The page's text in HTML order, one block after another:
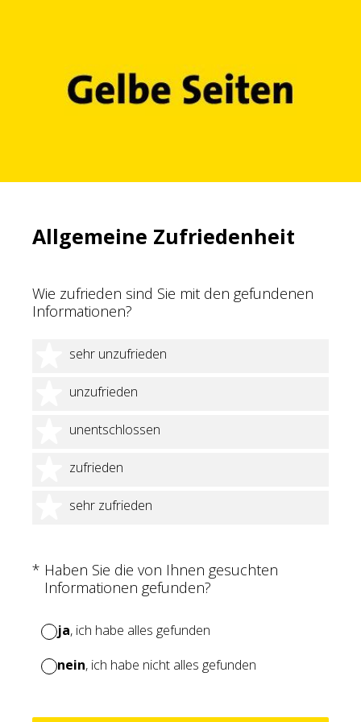
Allgemeine Zufriedenheit
Wie zufrieden sind Sie mit den gefundenen
Informationen?
sehr unzufrieden
1 Stern
unzufrieden
2 Sterne
unentschlossen
3 Sterne
zufrieden
4 Sterne
sehr zufrieden
5 Sterne
* Haben Sie die von Ihnen gesuchten
Informationen gefunden?
(Erforderlich.)
ja, ich habe alles gefunden
nein, ich habe nicht alles gefunden